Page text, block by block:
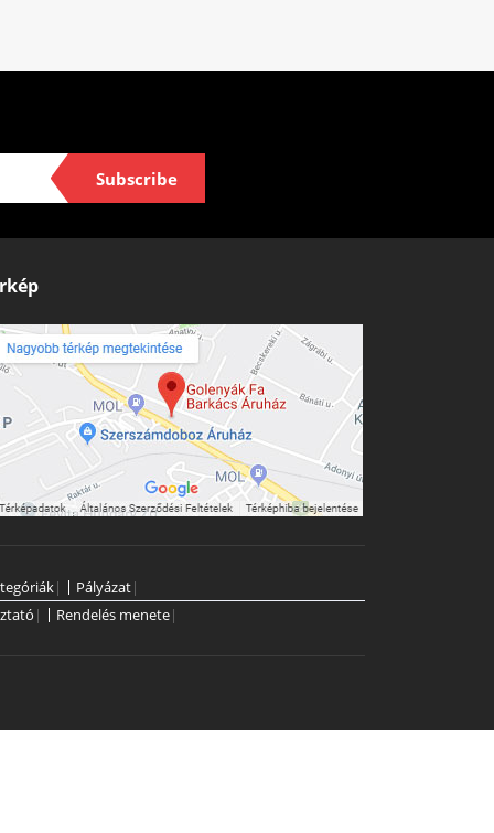
Subscribe
| Pályázat|
| Rendelés menete|